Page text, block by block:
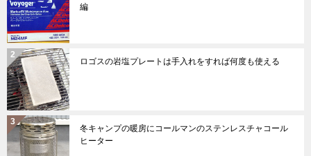
編
ロゴスの岩塩プレートは手入れをすれば何度も使える
冬キャンプの暖房にコールマンのステンレスチャコール
ヒーター